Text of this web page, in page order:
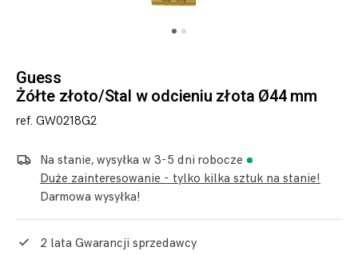
Guess
Żółte złoto/Stal w odcieniu złota Ø44 mm
ref. GW0218G2
Na stanie, wysyłka w 3-5 dni robocze
Duże zainteresowanie - tylko kilka sztuk na stanie!
Darmowa wysyłka!
2 lata Gwarancji sprzedawcy